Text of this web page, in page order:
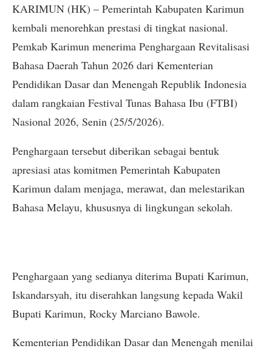
KARIMUN (HK) – Pemerintah Kabupaten Karimun
kembali menorehkan prestasi di tingkat nasional.
Pemkab Karimun menerima Penghargaan Revitalisasi
Bahasa Daerah Tahun 2026 dari Kementerian
Pendidikan Dasar dan Menengah Republik Indonesia
dalam rangkaian Festival Tunas Bahasa Ibu (FTBI)
Nasional 2026, Senin (25/5/2026).
Penghargaan tersebut diberikan sebagai bentuk
apresiasi atas komitmen Pemerintah Kabupaten
Karimun dalam menjaga, merawat, dan melestarikan
Bahasa Melayu, khususnya di lingkungan sekolah.
Penghargaan yang sedianya diterima Bupati Karimun,
Iskandarsyah, itu diserahkan langsung kepada Wakil
Bupati Karimun, Rocky Marciano Bawole.
Kementerian Pendidikan Dasar dan Menengah menilai